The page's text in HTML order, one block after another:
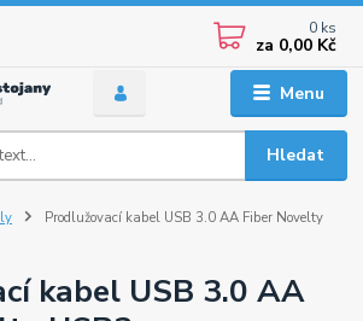
Menu
Hledat
0 ks
za 0,00 Kč
Prodlužovací kabel USB 3.0 AA Fiber Novelty
kabel USB 3.0 AA